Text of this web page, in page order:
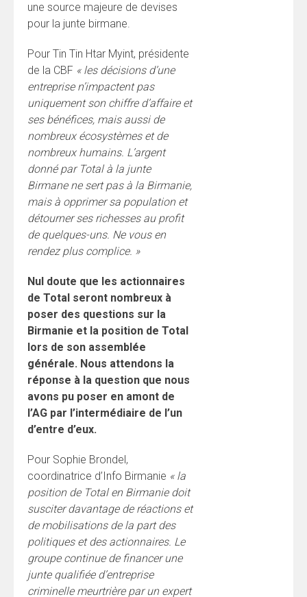
une source majeure de devises
pour la junte birmane.
Pour Tin Tin Htar Myint, présidente
de la CBF « les décisions d’une
entreprise n’impactent pas
uniquement son chiffre d’affaire et
ses bénéfices, mais aussi de
nombreux écosystèmes et de
nombreux humains. L’argent
donné par Total à la junte
Birmane ne sert pas à la Birmanie,
mais à opprimer sa population et
détourner ses richesses au profit
de quelques-uns. Ne vous en
rendez plus complice. »
Nul doute que les actionnaires
de Total seront nombreux à
poser des questions sur la
Birmanie et la position de Total
lors de son assemblée
générale. Nous attendons la
réponse à la question que nous
avons pu poser en amont de
l’AG par l’intermédiaire de l’un
d’entre d’eux.
Pour Sophie Brondel,
coordinatrice d’Info Birmanie « la
position de Total en Birmanie doit
susciter davantage de réactions et
de mobilisations de la part des
politiques et des actionnaires. Le
groupe continue de financer une
junte qualifiée d’entreprise
criminelle meurtrière par un expert